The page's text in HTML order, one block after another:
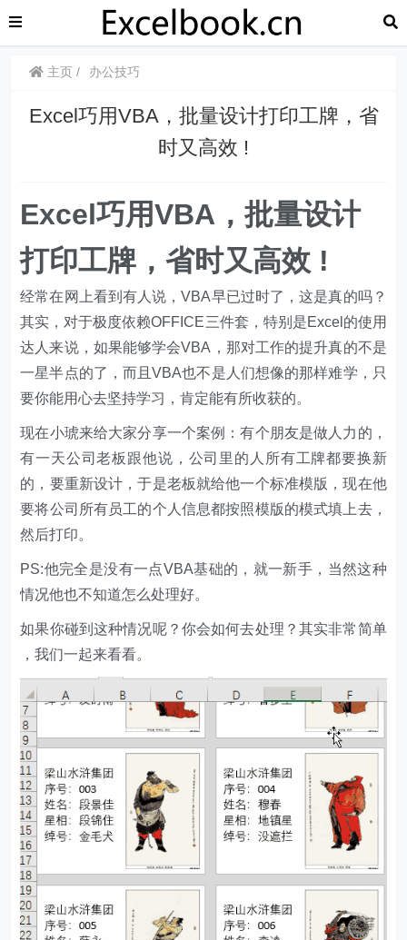
主页 办公技巧
Excel巧用VBA，批量设计打印工牌，省
时又高效 !
Excel巧用VBA，批量设计
打印工牌，省时又高效 !
经常在网上看到有人说，VBA早已过时了，这是真的吗？
其实，对于极度依赖OFFICE三件套，特别是Excel的使用
达人来说，如果能够学会VBA，那对工作的提升真的不是
一星半点的了，而且VBA也不是人们想像的那样难学，只
要你能用心去坚持学习，肯定能有所收获的。
现在小琥来给大家分享一个案例：有个朋友是做人力的，
有一天公司老板跟他说，公司里的人所有工牌都要换新
的，要重新设计，于是老板就给他一个标准模版，现在他
要将公司所有员工的个人信息都按照模版的模式填上去，
然后打印。
PS:他完全是没有一点VBA基础的，就一新手，当然这种
情况他也不知道怎么处理好。
如果你碰到这种情况呢？你会如何去处理？其实非常简单
，我们一起来看看。